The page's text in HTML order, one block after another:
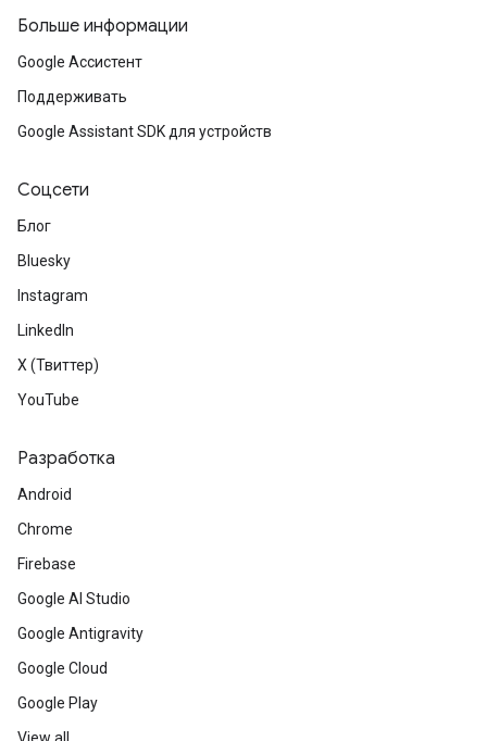
Больше информации
Google Ассистент
Поддерживать
Google Assistant SDK для устройств
Соцсети
Блог
Bluesky
Instagram
LinkedIn
X (Твиттер)
YouTube
Разработка
Android
Chrome
Firebase
Google AI Studio
Google Antigravity
Google Cloud
Google Play